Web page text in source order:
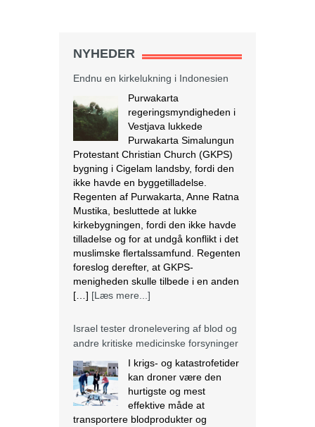
NYHEDER
Endnu en kirkelukning i Indonesien
Purwakarta
regeringsmyndigheden i
Vestjava lukkede
Purwakarta Simalungun
Protestant Christian Church (GKPS)
bygning i Cigelam landsby, fordi den
ikke havde en byggetilladelse.
Regenten af Purwakarta, Anne Ratna
Mustika, besluttede at lukke
kirkebygningen, fordi den ikke havde
tilladelse og for at undgå konflikt i det
muslimske flertalssamfund. Regenten
foreslog derefter, at GKPS-
menigheden skulle tilbede i en anden
[…] [Læs mere...]
Israel tester dronelevering af blod og
andre kritiske medicinske forsyninger
I krigs- og katastrofetider
kan droner være den
hurtigste og mest
effektive måde at
transportere blodprodukter og